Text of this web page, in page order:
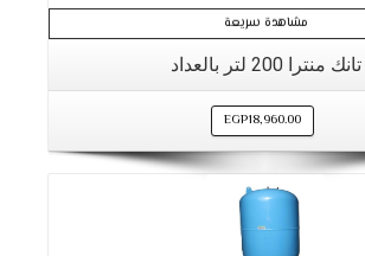
مشاهدة سريعة
تانك منترا 200 لتر بالعداد
EGP18,960.00
التفاصيل